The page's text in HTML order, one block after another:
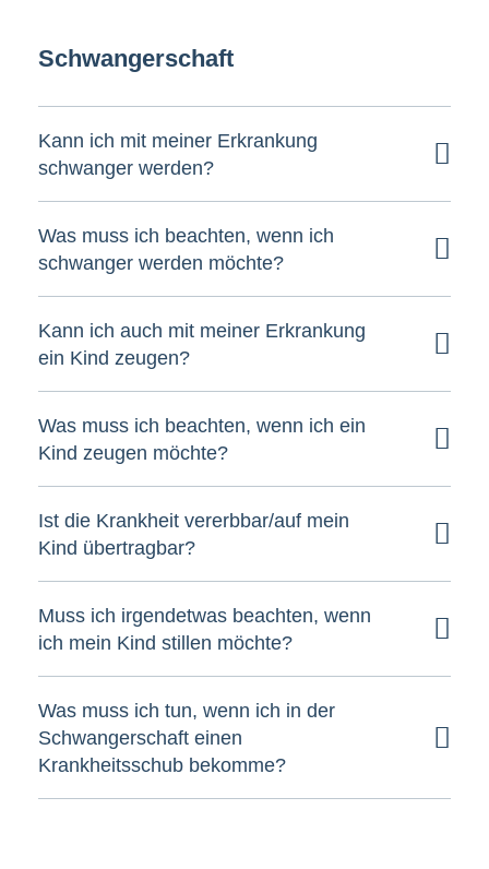
Schwangerschaft
Kann ich mit meiner Erkrankung
schwanger werden?
Was muss ich beachten, wenn ich
schwanger werden möchte?
Kann ich auch mit meiner Erkrankung
ein Kind zeugen?
Was muss ich beachten, wenn ich ein
Kind zeugen möchte?
Ist die Krankheit vererbbar/auf mein
Kind übertragbar?
Muss ich irgendetwas beachten, wenn
ich mein Kind stillen möchte?
Was muss ich tun, wenn ich in der
Schwangerschaft einen
Krankheitsschub bekomme?